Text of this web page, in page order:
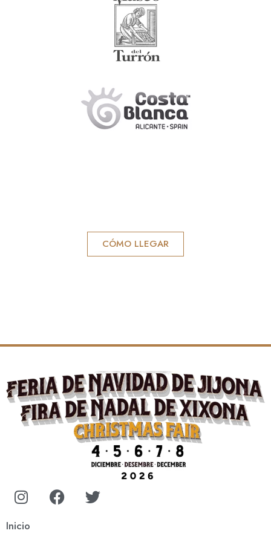
CÓMO LLEGAR
Inicio